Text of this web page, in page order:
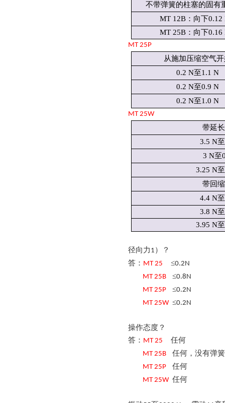
不带弹簧的柱塞的固有
MT 12B：向下0.12
MT 25B：向下0.16
MT25P
从施加压缩空气
0.2 N至1.1 N
0.2 N至0.9 N
0.2 N至1.0 N
MT25W
带延
3.5 N
3 N至
3.25 N
带回
4.4 N
3.8 N
3.95 N
径向力 1 ）？
答： MT25 ≤0.2N
MT25B ≤0.8N
MT25P ≤0.2N
MT25W ≤0.2N
操作态度？
答： MT25 任何
MT25B 任何，没有弹
MT25P 任何
MT25W 任何